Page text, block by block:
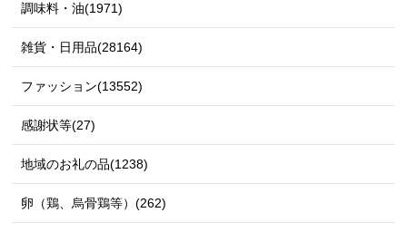
調味料・油(1971)
雑貨・日用品(28164)
ファッション(13552)
感謝状等(27)
地域のお礼の品(1238)
卵（鶏、烏骨鶏等）(262)